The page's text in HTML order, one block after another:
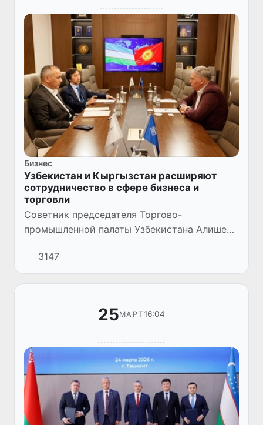
Бизнес
Узбекистан и Кыргызстан расширяют
сотрудничество в сфере бизнеса и
торговли
Советник председателя Торгово-
промышленной палаты Узбекистана Алишер
Шайхов провел встречу с председателем
Ассоциации рынков, торговых предприятий
и сферы услуг Кыргызской Республи...
3147
25МАРТ16:04